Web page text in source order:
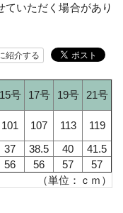
いただく場合があり
紹介する
15号 17号 19号
21号
101 107 113
119
37 38.5 40
41.5
56 56 57
57
（単位：ｃｍ）